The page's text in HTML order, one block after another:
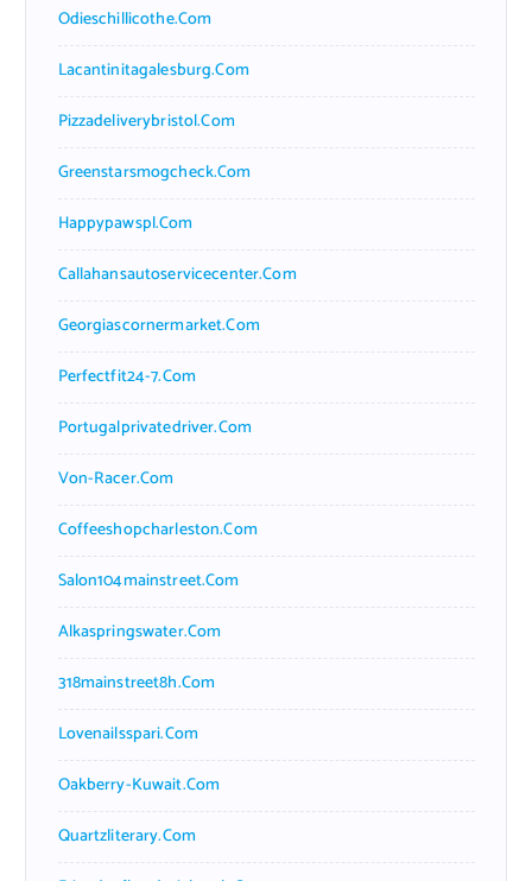
Odieschillicothe.com
Lacantinitagalesburg.com
Pizzadeliverybristol.com
Greenstarsmogcheck.com
Happypawspl.com
Callahansautoservicecenter.com
Georgiascornermarket.com
Perfectfit24-7.com
Portugalprivatedriver.com
Von-Racer.com
Coffeeshopcharleston.com
Salon104mainstreet.com
Alkaspringswater.com
318mainstreet8h.com
Lovenailsspari.com
Oakberry-Kuwait.com
Quartzliterary.com